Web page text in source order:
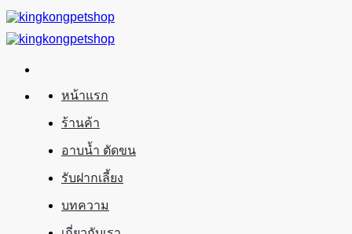
ข้าม
ไป
เนื้อหา
หน้าแรก
ร้านค้า
อาบน้ำ ตัดขน
รับฝากเลี้ยง
บทความ